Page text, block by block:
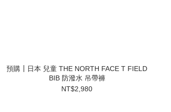
預購┃日本 兒童 THE NORTH FACE T FIELD
BIB 防潑水 吊帶褲
NT$2,980